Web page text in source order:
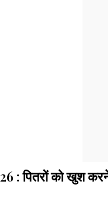
पितरों को खुश